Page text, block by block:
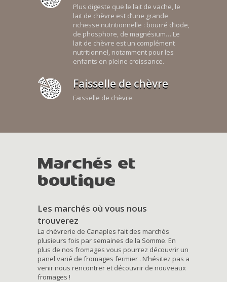
Plus digeste que le lait de vache, le
lait de chèvre est d’une grande
richesse nutritionnelle : bourré d’iode,
de phosphore, de magnésium… Le
lait de chèvre est un complément
nutritionnel, notamment pour les
enfants en pleine croissance.
Faisselle de chèvre
Faisselle de chèvre.
Marchés et
boutique
Les marchés où vous nous
trouverez
La chèvrerie de Canaples fait des marchés
plusieurs fois par semaines de la Somme. En
plus de nos fromages vous pourrez découvrir un
panel varié de fromages fermier . N’hésitez pas a
venir nous rencontrer et découvrir de nouveaux
fromages !